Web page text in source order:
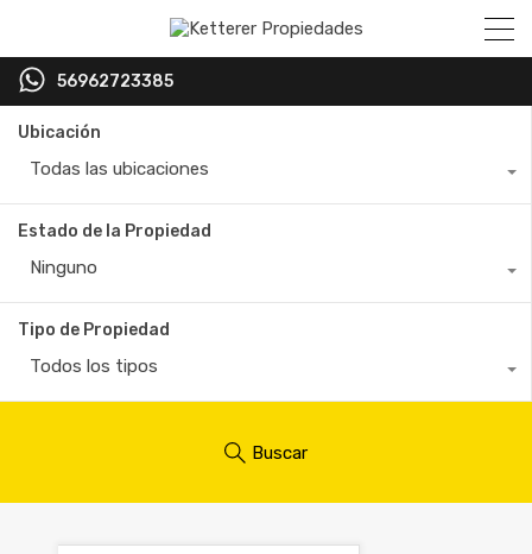
56962723385
Ubicación
Todas las ubicaciones
Estado de la Propiedad
Ninguno
Tipo de Propiedad
Todos los tipos
Buscar